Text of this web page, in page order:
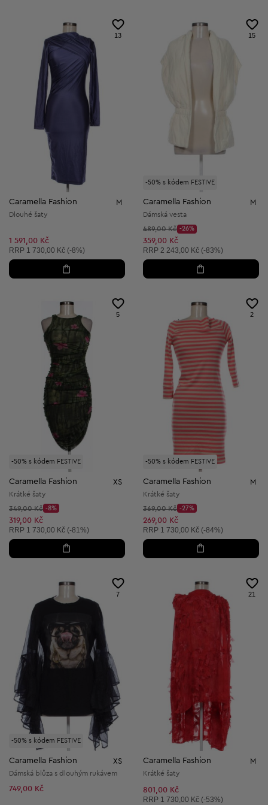
13
Caramella Fashion M
Dlouhé šaty
1 591,00 Kč
Doporučená cena:
RRP 1 730,00 Kč (-8%)
-50% s kódem FESTIVE
15
Caramella Fashion M
Dámská vesta
Původní cena:
489,00 Kč
Discount Price:
-26%
Snížená cena:
359,00 Kč
Doporučená cena:
RRP 2 243,00 Kč (-83%)
-50% s kódem FESTIVE
5
Caramella Fashion XS
Krátké šaty
Původní cena:
349,00 Kč
Discount Price:
-8%
Snížená cena:
319,00 Kč
Doporučená cena:
RRP 1 730,00 Kč (-81%)
-50% s kódem FESTIVE
2
Caramella Fashion M
Krátké šaty
Původní cena:
369,00 Kč
Discount Price:
-27%
Snížená cena:
269,00 Kč
Doporučená cena:
RRP 1 730,00 Kč (-84%)
-50% s kódem FESTIVE
7
Caramella Fashion XS
Dámská blůza s dlouhým rukávem
749,00 Kč
21
Caramella Fashion M
Krátké šaty
801,00 Kč
Doporučená cena:
RRP 1 730,00 Kč (-53%)